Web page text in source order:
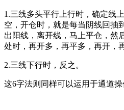
1.三线多头平行上行时，确定线
空，开仓时，就是每当阴线回抽
出阳线，离开线，马上平仓，然
处时，再开多，再平多，再开，
2.三线下行时，反之。
这6字法则同样可以运用于通道操